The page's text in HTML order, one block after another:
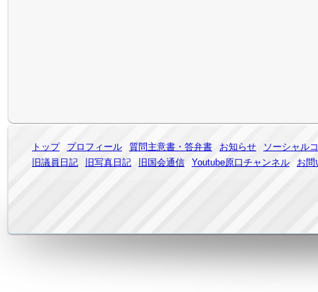
トップ プロフィール 質問主意書・答弁書 お知らせ
ソーシャル
旧議員日記
旧写真日記 旧国会通信 Youtube原口チャンネル お問